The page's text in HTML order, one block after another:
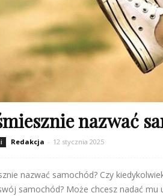
nazwać
Redakcja - 12 stycznia 2025
nazwać samochód? Czy
samochód? Może chcesz nadać